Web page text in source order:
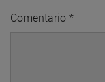
Comentario *